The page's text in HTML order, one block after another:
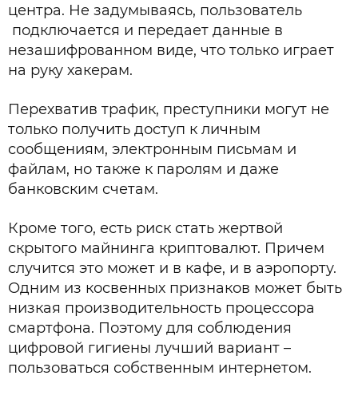
центра. Не задумываясь, пользователь
подключается и передает данные в
незашифрованном виде, что только играет
на руку хакерам.
Перехватив трафик, преступники могут не
только получить доступ к личным
сообщениям, электронным письмам и
файлам, но также к паролям и даже
банковским счетам.
Кроме того, есть риск стать жертвой
скрытого майнинга криптовалют. Причем
случится это может и в кафе, и в аэропорту.
Одним из косвенных признаков может быть
низкая производительность процессора
смартфона. Поэтому для соблюдения
цифровой гигиены лучший вариант –
пользоваться собственным интернетом.